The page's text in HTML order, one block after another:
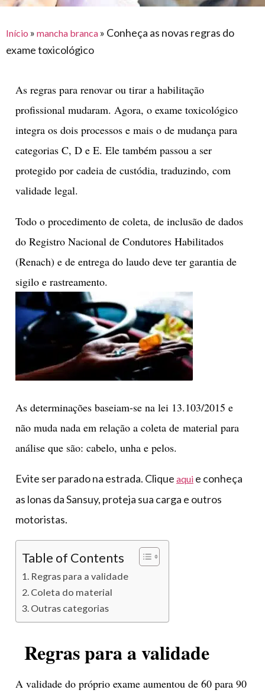
eventos
para
agronegócio
toldos
construção
civil
automotivo
calçados,
epi's
e
multiúso
e logística
armazenagem
lonas
de
caminhoneiro
Início » mancha branca » Conheça as novas regras do
exame toxicológico
As regras para renovar ou tirar a habilitação
profissional mudaram. Agora, o exame toxicológico
integra os dois processos e mais o de mudança para
categorias C, D e E. Ele também passou a ser
protegido por cadeia de custódia, traduzindo, com
validade legal.
Todo o procedimento de coleta, de inclusão de dados
do Registro Nacional de Condutores Habilitados
(Renach) e de entrega do laudo deve ter garantia de
sigilo e rastreamento.
As determinações baseiam-se na lei 13.103/2015 e
não muda nada em relação a coleta de material para
análise que são: cabelo, unha e pelos.
Evite ser parado na estrada. Clique aqui e conheça
as lonas da Sansuy, proteja sua carga e outros
motoristas.
Table of Contents
Regras para a validade
Coleta do material
Outras categorias
Regras para a validade
A validade do próprio exame aumentou de 60 para 90